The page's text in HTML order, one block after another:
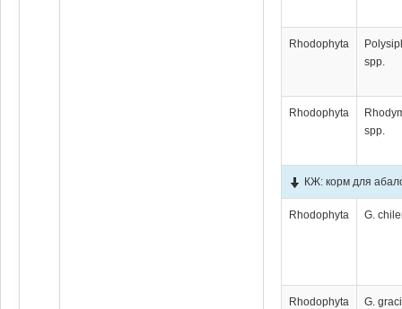
Rhodophyta
spp.
Rhodophyta
spp.
КЖ: корм для
Rhodophyta G.
Rhodophyta
G.